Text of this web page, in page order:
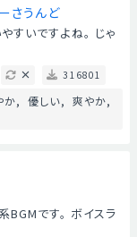
さうんど
すいですよね。 じゃ
316801
か 優しい
爽やか
BGMです。 ボイスラ